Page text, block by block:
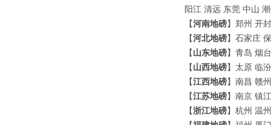
阳江 清远 东莞 中山
【河南地磅】郑州 开
【河北地磅】石家庄
【 山东地磅】青岛 烟
【 山西地磅】太原 临
【江西地磅】南昌 赣
【江苏地磅】南京 镇
【浙江地磅】杭州 温